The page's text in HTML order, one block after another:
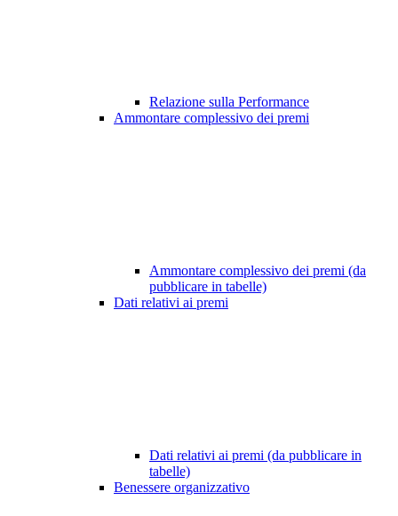
Relazione sulla Performance
Ammontare complessivo dei premi
Ammontare complessivo dei premi (da
pubblicare in tabelle)
Dati relativi ai premi
Dati relativi ai premi (da pubblicare in
tabelle)
Benessere organizzativo